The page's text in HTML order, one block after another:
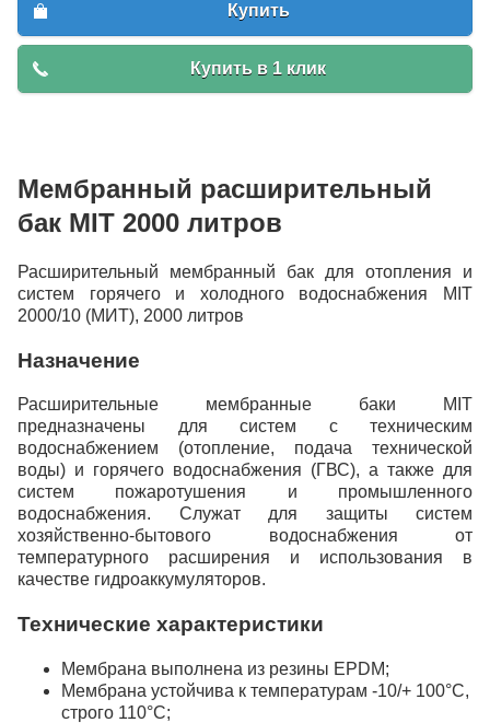
Купить
Купить в 1 клик
Мембранный расширительный
бак MIT 2000 литров
Расширительный мембранный бак для отопления и
систем горячего и холодного водоснабжения MIT
2000/10 (МИТ), 2000 литров
Назначение
Расширительные мембранные баки MIT
предназначены для систем с техническим
водоснабжением (отопление, подача технической
воды) и горячего водоснабжения (ГВС), а также для
систем пожаротушения и промышленного
водоснабжения. Служат для защиты систем
хозяйственно-бытового водоснабжения от
температурного расширения и использования в
качестве гидроаккумуляторов.
Технические характеристики
Мембрана выполнена из резины EPDM;
Мембрана устойчива к температурам -10/+ 100°C,
строго 110°C;